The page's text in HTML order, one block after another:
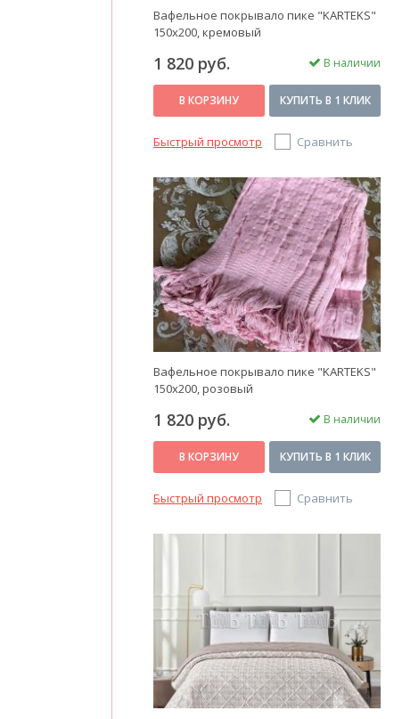
Вафельное покрывало пике "KARTEKS"
150х200, кремовый
1 820 руб. В наличии
В КОРЗИНУ КУПИТЬ В 1 КЛИК
Быстрый просмотр Сравнить
Вафельное покрывало пике "KARTEKS"
150х200, розовый
1 820 руб. В наличии
В КОРЗИНУ КУПИТЬ В 1 КЛИК
Быстрый просмотр Сравнить